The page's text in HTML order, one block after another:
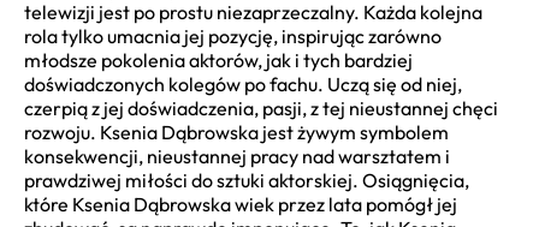
telewizji jest po prostu niezaprzeczalny. Każda kolejna
rola tylko umacnia jej pozycję, inspirując zarówno
młodsze pokolenia aktorów, jak i tych bardziej
doświadczonych kolegów po fachu. Uczą się od niej,
czerpią z jej doświadczenia, pasji, z tej nieustannej chęci
rozwoju. Ksenia Dąbrowska jest żywym symbolem
konsekwencji, nieustannej pracy nad warsztatem i
prawdziwej miłości do sztuki aktorskiej. Osiągnięcia,
które Ksenia Dąbrowska wiek przez lata pomógł jej